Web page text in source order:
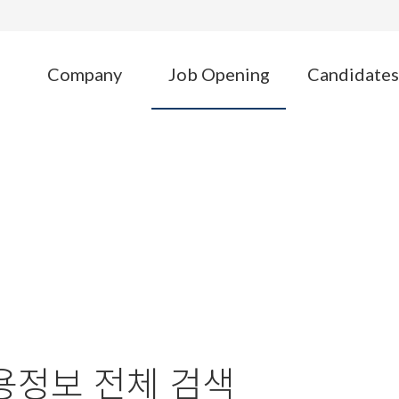
Company Job Opening Candidates
정보 전체 검색